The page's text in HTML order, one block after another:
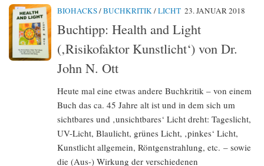
BIOHACKS/BUCHKRITIK/LICHT 23. JANUAR 2018
Buchtipp: Health and Light
(‚Risikofaktor Kunstlicht‘) von Dr.
John N. Ott
Heute mal eine etwas andere Buchkritik – von einem
Buch das ca. 45 Jahre alt ist und in dem sich um
sichtbares und ‚unsichtbares‘ Licht dreht: Tageslicht,
UV-Licht, Blaulicht, grünes Licht, ‚pinkes‘ Licht,
Kunstlicht allgemein, Röntgenstrahlung, etc. – sowie
die (Aus-) Wirkung der verschiedenen